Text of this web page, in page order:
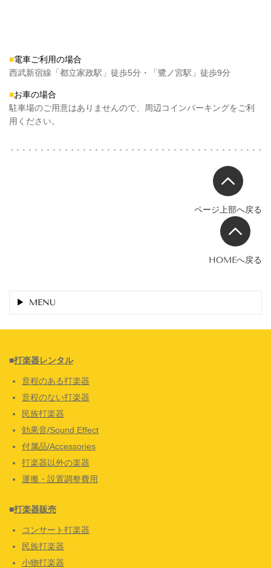
■電車ご利用の場合
西武新宿線「都立家政駅」徒歩5分・「鷺ノ宮駅」徒歩9分
■お車の場合
駐車場のご用意はありませんので、周辺コインパーキングをご利
用ください。
ページ上部へ戻る
HOMEへ戻る
MENU
■打楽器レンタル
音程のある打楽器
音程のない打楽器
民族打楽器
効果音/Sound Effect
付属品/Accessories
打楽器以外の楽器
運搬・設置調整費用
■打楽器販売
コンサート打楽器
民族打楽器
小物打楽器